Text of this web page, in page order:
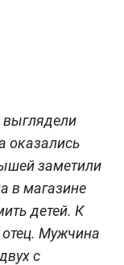
выглядели
оказались
заметили
в магазине
детей. К
Мужчина
с